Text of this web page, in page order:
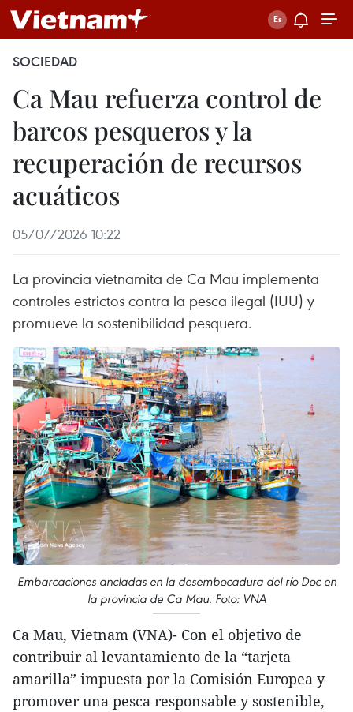
SOCIEDAD
Ca Mau refuerza control de
barcos pesqueros y la
recuperación de recursos
acuáticos
05/07/2026 10:22
La provincia vietnamita de Ca Mau implementa
controles estrictos contra la pesca ilegal (IUU) y
promueve la sostenibilidad pesquera.
Embarcaciones ancladas en la desembocadura del río Doc en
la provincia de Ca Mau. Foto: VNA
Ca Mau, Vietnam (VNA)- Con el objetivo de
contribuir al levantamiento de la “tarjeta
amarilla” impuesta por la Comisión Europea y
promover una pesca responsable y sostenible,